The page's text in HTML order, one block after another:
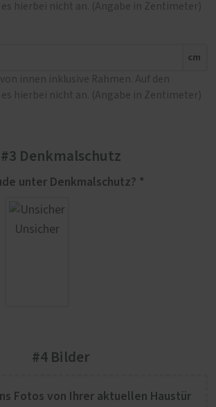
hierbei nicht an. (Angabe in Zentimeter)
cm
von innen inklusive Rahmen. Auf den
hierbei nicht an. (Angabe in Zentimeter)
#3 Denkmalschutz
unter Denkmalschutz? *
Unsicher
#4 Bilder
Fotos von Ihrer aktuellen Haustür